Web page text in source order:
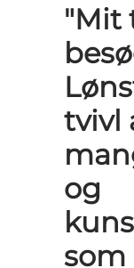
"Mit
tvivl
og
som